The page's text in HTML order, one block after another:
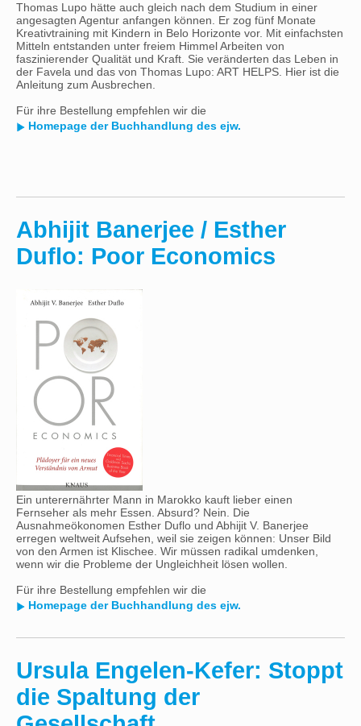
Thomas Lupo hätte auch gleich nach dem Studium in einer
angesagten Agentur anfangen können. Er zog fünf Monate
Kreativtraining mit Kindern in Belo Horizonte vor. Mit einfachsten
Mitteln entstanden unter freiem Himmel Arbeiten von
faszinierender Qualität und Kraft. Sie veränderten das Leben in
der Favela und das von Thomas Lupo: ART HELPS. Hier ist die
Anleitung zum Ausbrechen.
Für ihre Bestellung empfehlen wir die
Homepage der Buchhandlung des ejw.
Abhijit Banerjee / Esther
Duflo: Poor Economics
Ein unterernährter Mann in Marokko kauft lieber einen
Fernseher als mehr Essen. Absurd? Nein. Die
Ausnahmeökonomen Esther Duflo und Abhijit V. Banerjee
erregen weltweit Aufsehen, weil sie zeigen können: Unser Bild
von den Armen ist Klischee. Wir müssen radikal umdenken,
wenn wir die Probleme der Ungleichheit lösen wollen.
Für ihre Bestellung empfehlen wir die
Homepage der Buchhandlung des ejw.
Ursula Engelen-Kefer: Stoppt
die Spaltung der